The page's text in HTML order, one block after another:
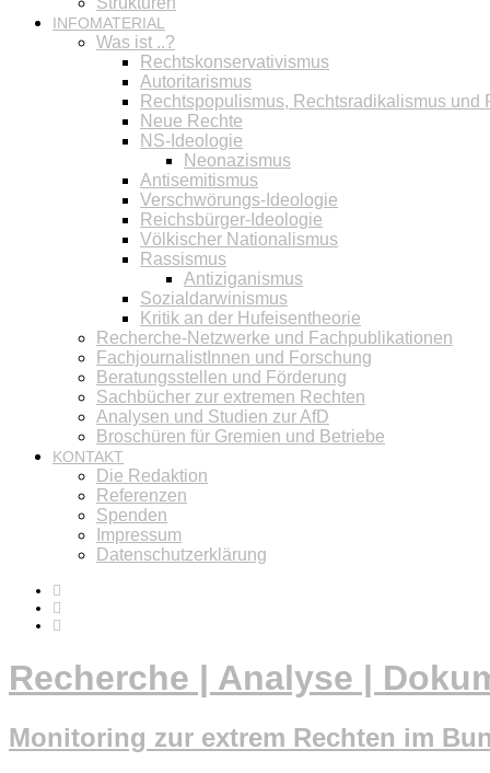
INFOMATERIAL
Was ist ..?
Rechtskonservativismus
Autoritarismus
Rechtspopulismus, Rechtsradikalismus und
Neue Rechte
NS-Ideologie
Neonazismus
Antisemitismus
Verschwörungs-Ideologie
Reichsbürger-Ideologie
Völkischer Nationalismus
Rassismus
Antiziganismus
Sozialdarwinismus
Kritik an der Hufeisentheorie
Recherche-Netzwerke und Fachpublikationen
FachjournalistInnen und Forschung
Beratungsstellen und Förderung
Sachbücher zur extremen Rechten
Analysen und Studien zur AfD
Broschüren für Gremien und Betriebe
KONTAKT
Die Redaktion
Referenzen
Spenden
Impressum
Datenschutzerklärung
Recherche | Analyse |
Monitoring zur extrem Rechten im